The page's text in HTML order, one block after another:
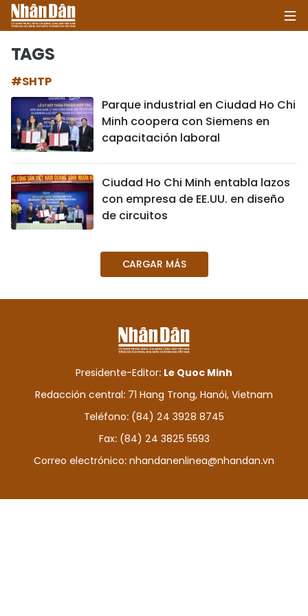
POLÍTICA
SOCIEDAD
CULTURA - ENTRETENIMIENTO
DEPORTES
VIAJES
PUENTE DE AMISTAD
HISTORIAS MULTIMEDIA
FOTOGRAFÍA
¿QUIÉNES SOMOS?
TAGS
#SHTP
Parque industrial en Ciudad Ho Chi
Minh coopera con Siemens en
capacitación laboral
Ciudad Ho Chi Minh entabla lazos
con empresa de EE.UU. en diseño
de circuitos
CARGAR MÁS
Presidente-Editor: Le Quoc Minh
Redacción central: 71 Hang Trong, Hanói, Vietnam
Teléfono: (84) 24 3928 8745
Fax: (84) 24 3825 5593
Correo electrónico: nhandanenlinea@nhandan.vn